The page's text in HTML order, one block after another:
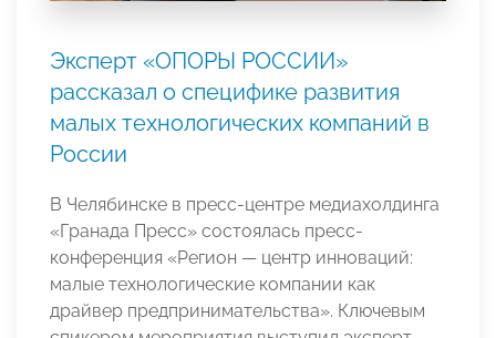
Эксперт «ОПОРЫ РОССИИ»
рассказал о специфике развития
малых технологических компаний в
России
В Челябинске в пресс-центре медиахолдинга
«Гранада Пресс» состоялась пресс-
конференция «Регион — центр инноваций:
малые технологические компании как
драйвер предпринимательства». Ключевым